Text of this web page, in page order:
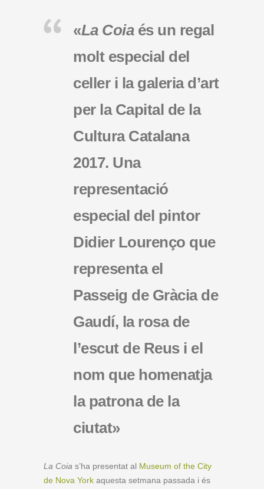
«La Coiaés un regal
molt especial del
celler i la galeria d’art
per la Capital de la
Cultura Catalana
2017. Una
representació
especial del pintor
Didier Lourenço que
representa el
Passeig de Gràcia de
Gaudí, la rosa de
l’escut de Reus i el
nom que homenatja
la patrona de la
ciutat»
La Coia s’ha presentat al Museum of the City
de Nova York aquesta setmana passada i és